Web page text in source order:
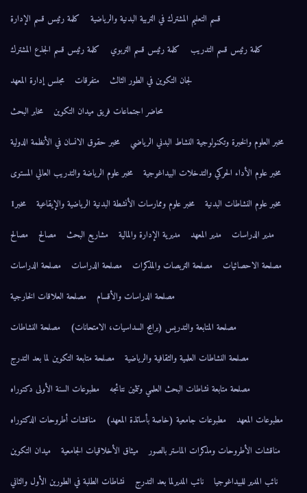
قسم التعليم المشترك في التربية البدنية والرياضية
كلمة رئيس قسم الإدارة
كلمة رئيس قسم التدريب
كلمة رئيس قسم التربوي
كلمة رئيس قسم الجذع المشترك
لجان التكوين في الطور الثالث
متفرقات
مجلس إدارة المعهد
محاضر اجتماعات فريق ميدان التكوين
مخابر البحث
مخبر العلوم والخبرة وتكنولوجية النشاط البدني الرياضي
مخبر حقوق الانسان في الأنظمة الدولية
مخبر علوم الأداء الحركي والتدخلات البيداغوجية
مخبر علوم الرياضة والتدريب العالي المستوى
مخبر علوم النشاطات البدنية
مخبر علوم وممارسات الأنشطة البدنية الرياضية والإيقاعية
مخبر1
مدير الدراسات
مدير المعهد مديرية الإدارة والمالية مشاريع البحث مصالح
مصالح
مصلحة الاحصائيات
مصلحة التربصات والمذكرات مصلحة الدراسات
مصلحة الدراسات
مصلحة الدراسات والأقسام
مصلحة العلاقات الخارجية
مصلحة المتابعة والتدريس (برامج السداسيات، الامتحانات)
مصلحة النشاطات
مصلحة النشاطات العلمية والثقافية والرياضية
مصلحة متابعة التكوين لما بعد التدرج
مصلحة متابعة نشاطات البحث العلمي وتثمين نتائجه
مطبوعات السنة الأولى دكتوراه
مطبوعات المعهد
مطبوعات جامعية (خاصة بأساتذة المعهد)
مناقشات أطروحات الدكتوراه
مناقشات الأطروحات ومذكرات الماستر بالصور
ميثاق الأخلاقيات الجامعية
ميدان التكوين
نائب المدير للبيداغوجيا
نائب المديرلما بعد التدرج نشاطات الطلبة في الطورين الأول والثاني